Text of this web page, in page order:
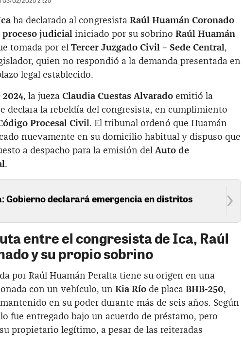
ha declarado al congresista Raúl Huamán Coronado
proceso judicial iniciado por su sobrino Raúl Huamán
tomada por el Tercer Juzgado Civil – Sede Central ,
quien no respondió a la demanda presentada en
legal establecido.
, la jueza Claudia Cuestas Alvarado emitió la
declara la rebeldía del congresista, en cumplimiento
Procesal Civil . El tribunal ordenó que Huamán
nuevamente en su domicilio habitual y dispuso que
a despacho para la emisión del Auto de
.
Gobierno declarará emergencia en distritos
entre el congresista de Ica, Raúl
y su propio sobrino
por Raúl Huamán Peralta tiene su origen en una
con un vehículo, un Kia Río de placa BHB-250,
en su poder durante más de seis años. Según
fue entregado bajo un acuerdo de préstamo, pero
propietario legítimo, a pesar de las reiteradas